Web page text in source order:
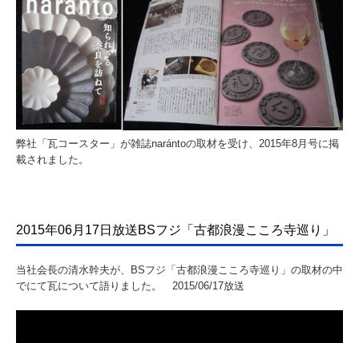
弊社「瓦コースター」が雑誌narántoの取材を受け、2015年8月号に掲
載されました。
2015年06月17日放送BSフジ「古都浪漫こころ寺巡り」
当社会長の清水幹夫が、BSフジ「古都浪漫こころ寺巡り」の取材の中
でにて瓦について語りました。 2015/06/17放送